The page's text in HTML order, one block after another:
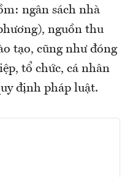
ngân sách nhà
nguồn thu
tạo, cũng như đóng
tổ chức, cá nhân
định pháp luật.